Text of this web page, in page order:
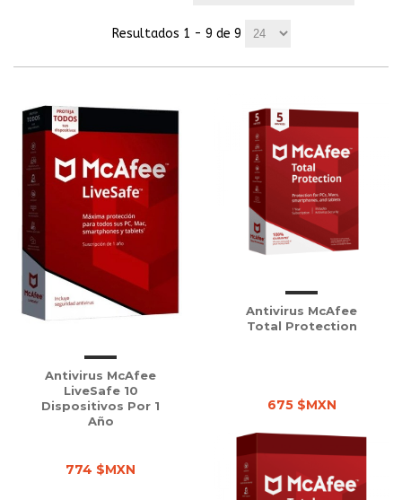
Resultados 1 - 9 de 9
Antivirus McAfee
LiveSafe 10
Dispositivos Por 1
Año
774 $MXN
Antivirus McAfee
Total Protection
675 $MXN